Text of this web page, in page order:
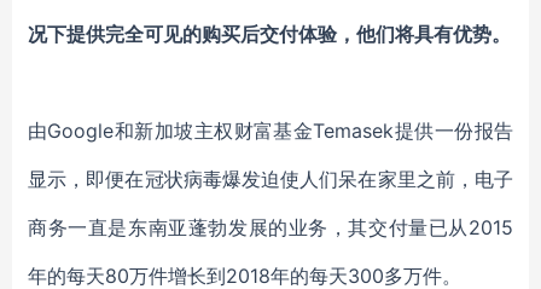
况下提供完全可见的购买后交付体验，他们将具有优势。
由Google和新加坡主权财富基金Temasek提供一份报告
显示，即便在冠状病毒爆发迫使人们呆在家里之前，电子
商务一直是东南亚蓬勃发展的业务，其交付量已从2015
年的每天80万件增长到2018年的每天300多万件。